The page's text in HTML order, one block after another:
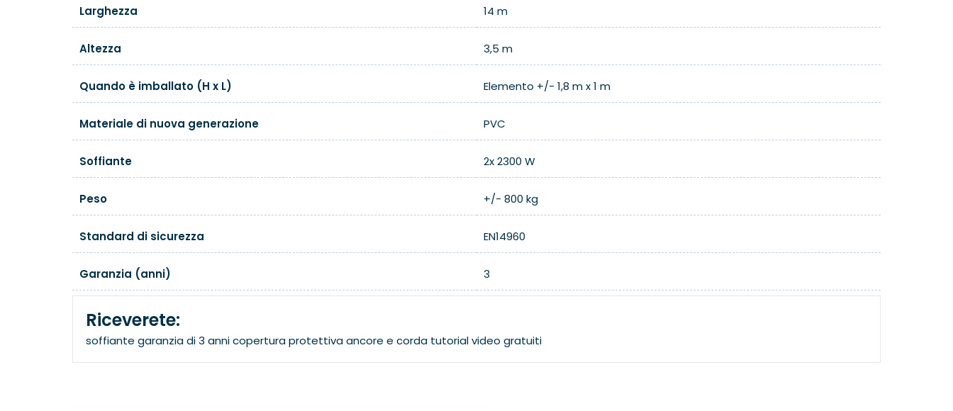
Larghezza 14 m
Altezza 3,5 m
Quando è imballato (H x L) Elemento +/- 1,8 m x 1 m
Materiale di nuova generazione PVC
Soffiante 2x 2300 W
Peso +/- 800 kg
Standard di sicurezza EN14960
Garanzia (anni) 3
Riceverete:
soffiante garanzia di 3 annicopertura protettivaancore e corda tutorial video gratuiti